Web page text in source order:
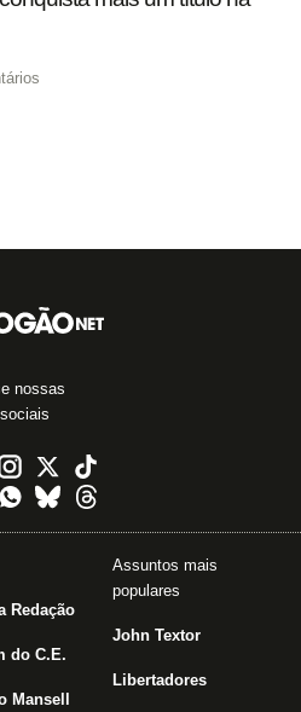
nossas
Redação
do C.E.
Mansell
Assuntos mais
populares
John Textor
Libertadores